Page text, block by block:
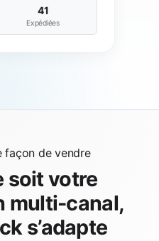
41
Expédiées
façon de vendre
soit votre
multi-canal,
s’adapte